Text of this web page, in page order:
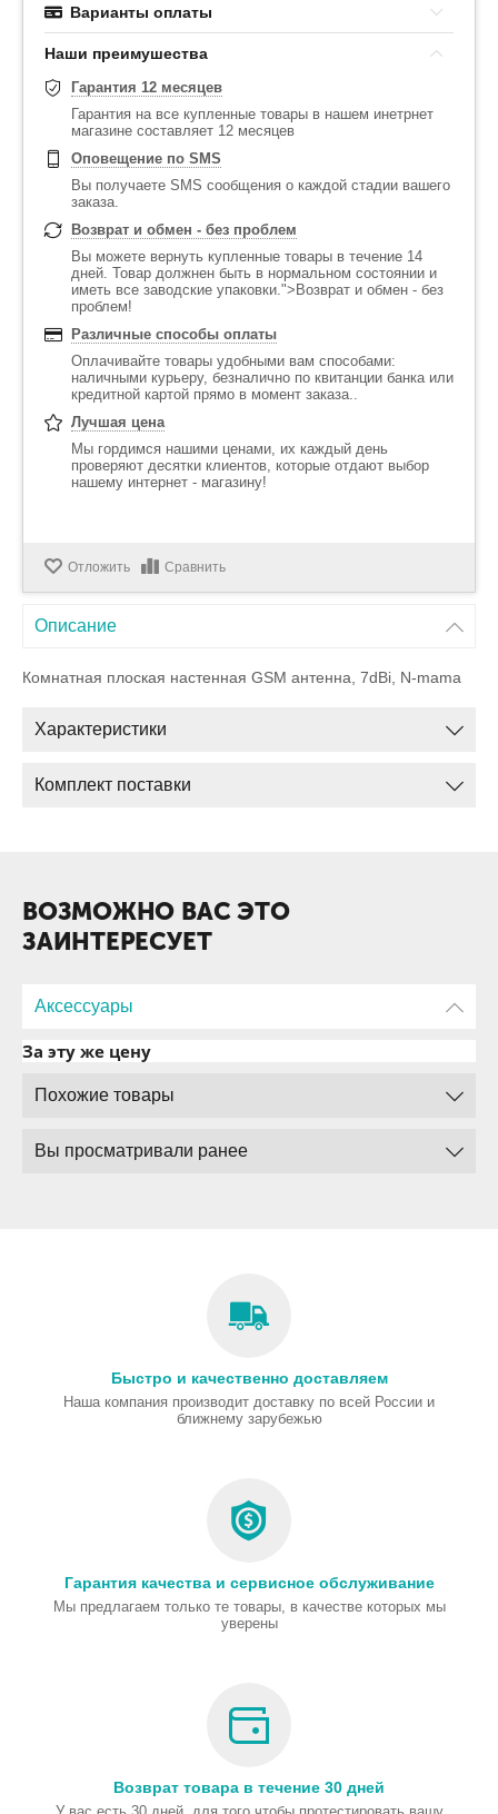
Варианты оплаты
Наши преимушества
Гарантия 12 месяцев
Гарантия на все купленные товары в нашем инетрнет
магазине составляет 12 месяцев
Оповещение по SMS
Вы получаете SMS сообщения о каждой стадии вашего
заказа.
Возврат и обмен - без проблем
Вы можете вернуть купленные товары в течение 14
дней. Товар должнен быть в нормальном состоянии и
иметь все заводские упаковки.">Возврат и обмен - без
проблем!
Различные способы оплаты
Оплачивайте товары удобными вам способами:
наличными курьеру, безналично по квитанции банка или
кредитной картой прямо в момент заказа..
Лучшая цена
Мы гордимся нашими ценами, их каждый день
проверяют десятки клиентов, которые отдают выбор
нашему интернет - магазину!
Отложить Сравнить
Описание
Комнатная плоская настенная GSM антенна, 7dBi, N-mama
Характеристики
Комплект поставки
ВОЗМОЖНО ВАС ЭТО
ЗАИНТЕРЕСУЕТ
Аксессуары
За эту же цену
Похожие товары
Вы просматривали ранее
Быстро и качественно доставляем
Наша компания производит доставку по всей России и
ближнему зарубежью
Гарантия качества и сервисное обслуживание
Мы предлагаем только те товары, в качестве которых мы
уверены
Возврат товара в течение 30 дней